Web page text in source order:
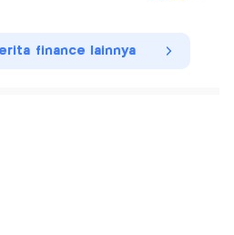
finance lainnya